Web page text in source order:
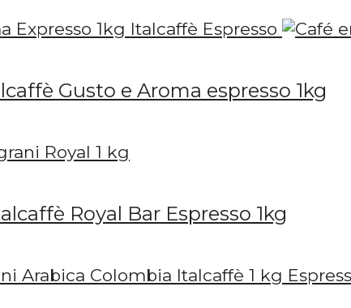
Gusto e Aroma espresso 1kg
Royal Bar Espresso 1kg